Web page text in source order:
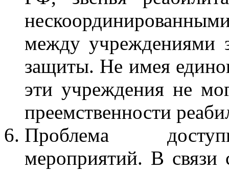
между учреждениями
защиты. Не имея
эти учреждения не
преемственности
Проблема
мероприятий. В связи